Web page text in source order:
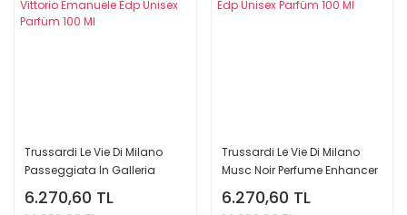
Trussardi Le Vie Di Milano
Passeggiata In Galleria
Vittorio Emanuele Edp Unisex
Parfüm 100 Ml
6.270,60 TL
Trussardi Le Vie Di Milano
Musc Noir Perfume Enhancer
Edp Unisex Parfüm 100 Ml
6.270,60 TL